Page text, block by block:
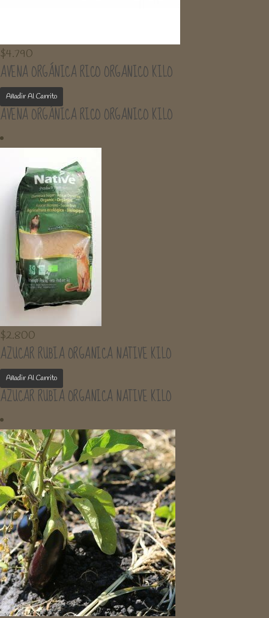
$4.790
AVENA ORGÁNICA RICO ORGANICO KILO
Añadir Al Carrito
AVENA ORGÁNICA RICO ORGANICO KILO
$2.800
AZUCAR RUBIA ORGANICA NATIVE KILO
Añadir Al Carrito
AZUCAR RUBIA ORGANICA NATIVE KILO